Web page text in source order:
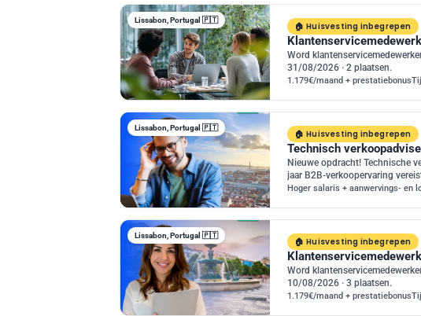
Lissabon, Portugal 🇵🇹
Huisvesting inbegrepen
Word
31/08/2026 · 2 plaatsen.
1.179€/maand + prestatiebonus
Lissabon, Portugal 🇵🇹
Huisvesting inbegrepen
Technisch
Nieuwe opdracht! Technische
jaar B2B-verkoopervaring
Hoger salaris + aanwervings- en
Lissabon, Portugal 🇵🇹
Huisvesting inbegrepen
Word
10/08/2026 · 3 plaatsen.
1.179€/maand + prestatiebonus